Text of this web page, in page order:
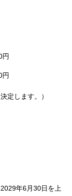
円
円
定します。）
年6月30日を上